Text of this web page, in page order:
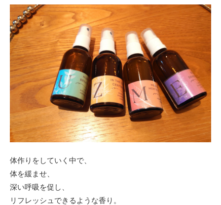
体作りをしていく中で、
体を緩ませ、
深い呼吸を促し、
リフレッシュできるような香り。